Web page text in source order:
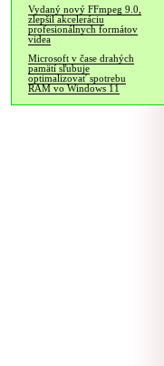
Vydaný nový FFmpeg 9.0,
zlepšil akceleráciu
profesionálnych formátov
videa
Microsoft v čase drahých
pamätí sľubuje
optimalizovať spotrebu
RAM vo Windows 11